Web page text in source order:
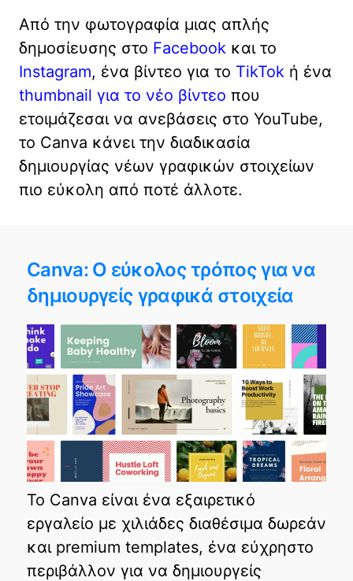
Από την φωτογραφία μιας απλής
δημοσίευσης στο Facebook και το
Instagram, ένα βίντεο για το TikTok ή ένα
thumbnail για το νέο βίντεο που
ετοιμάζεσαι να ανεβάσεις στο YouTube,
το Canva κάνει την διαδικασία
δημιουργίας νέων γραφικών στοιχείων
πιο εύκολη από ποτέ άλλοτε.
Canva: Ο εύκολος τρόπος για να
δημιουργείς γραφικά στοιχεία
Το Canva είναι ένα εξαιρετικό
εργαλείο με χιλιάδες διαθέσιμα δωρεάν
και premium templates, ένα εύχρηστο
περιβάλλον για να δημιουργείς